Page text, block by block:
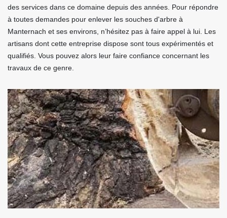
des services dans ce domaine depuis des années. Pour répondre
à toutes demandes pour enlever les souches d'arbre à
Manternach et ses environs, n’hésitez pas à faire appel à lui. Les
artisans dont cette entreprise dispose sont tous expérimentés et
qualifiés. Vous pouvez alors leur faire confiance concernant les
travaux de ce genre.